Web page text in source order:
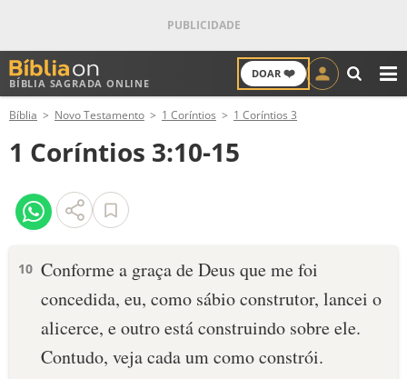
BÍBLIA SAGRADA ONLINE
DOAR ❤️
ANTIGO TESTAMENTO
NOVO TESTAMENTO
VERSÍCULOS
PALAVRA DO DIA
SALMO DO DIA
Bíblia Novo Testamento 1 Coríntios 1 Coríntios 3
1 Coríntios 3:10-15
10 Conforme a graça de Deus que me foi
concedida, eu, como sábio construtor, lancei o
alicerce, e outro está construindo sobre ele.
Contudo, veja cada um como constrói.